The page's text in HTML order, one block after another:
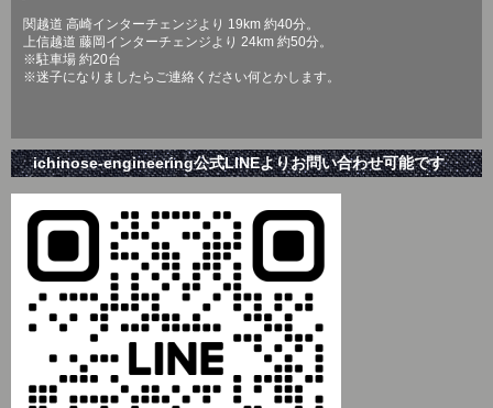
関越道 高崎インターチェンジより 19km 約40分。
上信越道 藤岡インターチェンジより 24km 約50分。
※駐車場 約20台
※迷子になりましたらご連絡ください何とかします。
ichinose-engineering公式LINEよりお問い合わせ可能です